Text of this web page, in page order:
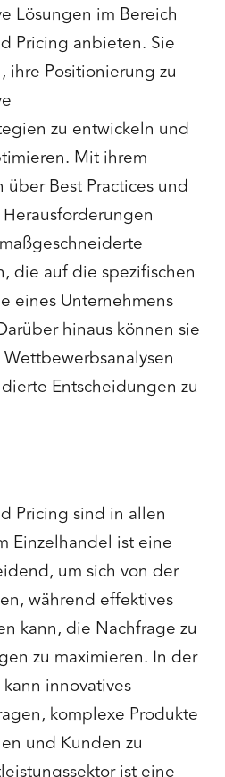
Lösungen im Bereich
Pricing anbieten. Sie
ihre Positionierung zu
zu entwickeln und
Mit ihrem
über Best Practices und
die auf die spezifischen
eines Unternehmens
hinaus können sie
Entscheidungen zu
Pricing sind in allen
Einzelhandel ist eine
um sich von der
während effektives
kann, die Nachfrage zu
zu maximieren. In der
innovatives
komplexe Produkte
und Kunden zu
ist eine